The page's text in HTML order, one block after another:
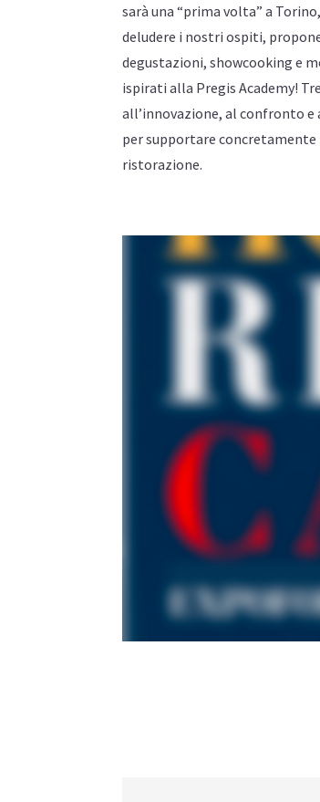
sarà una “prima volta” a
deludere i nostri ospiti,
degustazioni, showcooking e
ispirati alla Pregis Academy!
all’innovazione, al confronto
per supportare
ristorazione.